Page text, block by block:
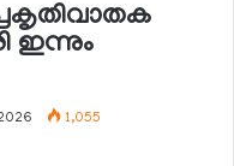
ഇന്നും
1,055